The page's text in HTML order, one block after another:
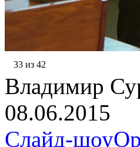
33 из 42
Владимир
08.06.2015
Слайд-шоу